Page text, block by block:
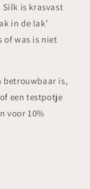
is krasvast
in de lak’
of was is niet
betrouwbaar is,
een testpotje
voor 10%